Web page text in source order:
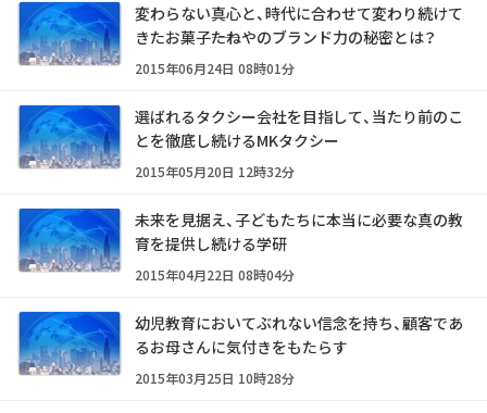
変わらない真心と、時代に合わせて変わり続けて
きたお菓子――たねやのブランド力の秘密とは？
2015年06月24日 08時01分
選ばれるタクシー会社を目指して、当たり前のこ
とを徹底し続けるMKタクシー
2015年05月20日 12時32分
未来を見据え、子どもたちに本当に必要な真の教
育を提供し続ける学研
2015年04月22日 08時04分
幼児教育においてぶれない信念を持ち、顧客であ
るお母さんに気付きをもたらす
2015年03月25日 10時28分